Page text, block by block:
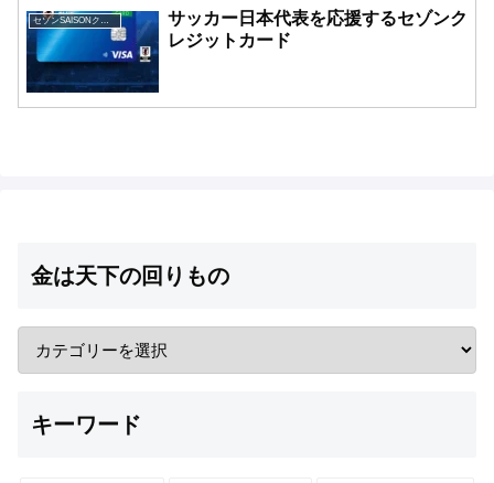
セゾンSAISONクレジットカード
サッカー日本代表を応援するセゾンク
レジットカード
金は天下の回りもの
キーワード